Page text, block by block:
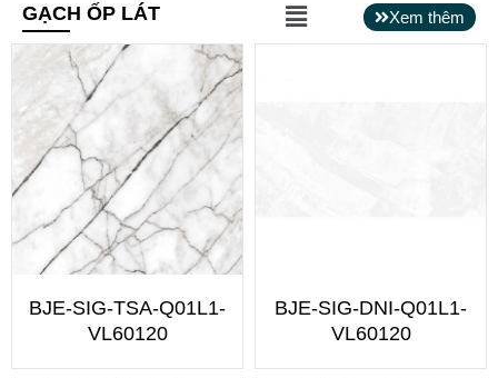
GẠCH ỐP LÁT
Main
Menu
Xem thêm
BJE-SIG-TSA-Q01L1-
VL60120
BJE-SIG-DNI-Q01L1-
VL60120